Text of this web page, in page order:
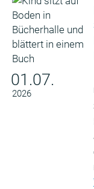
01.07.
2026